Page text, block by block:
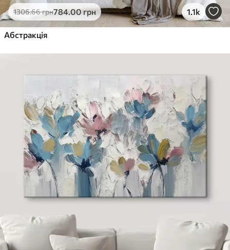
1306.66грн784.00грн 1.1k
Абстракція